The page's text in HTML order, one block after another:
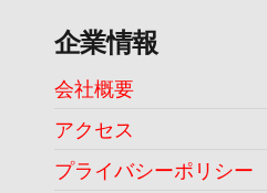
企業情報
会社概要
アクセス
プライバシーポリシー